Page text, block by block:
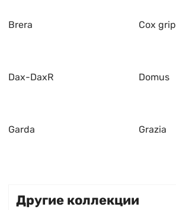
Brera Cox grip
Dax-DaxR Domus
Garda Grazia
Другие коллекции